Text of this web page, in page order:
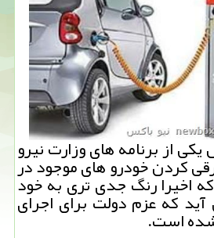
از برنامه های وزارت نیرو
كردن خودرو های موجود در
اخیرا رنگ جدی تری به خود
كه عزم دولت برای اجرای
شده است.